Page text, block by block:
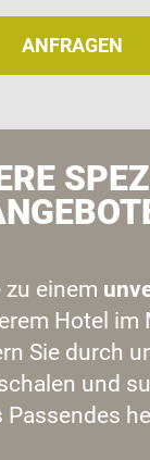
ANFRAGEN
zu einem
Hotel im
Sie durch
und
Passendes